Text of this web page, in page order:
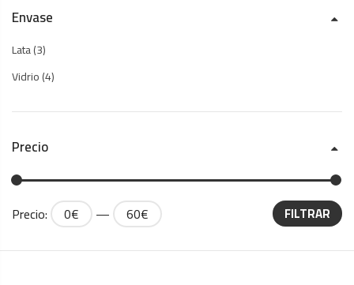
Envase
Lata(3)
Vidrio(4)
Precio
FILTRAR
Precio: 0€ — 60€